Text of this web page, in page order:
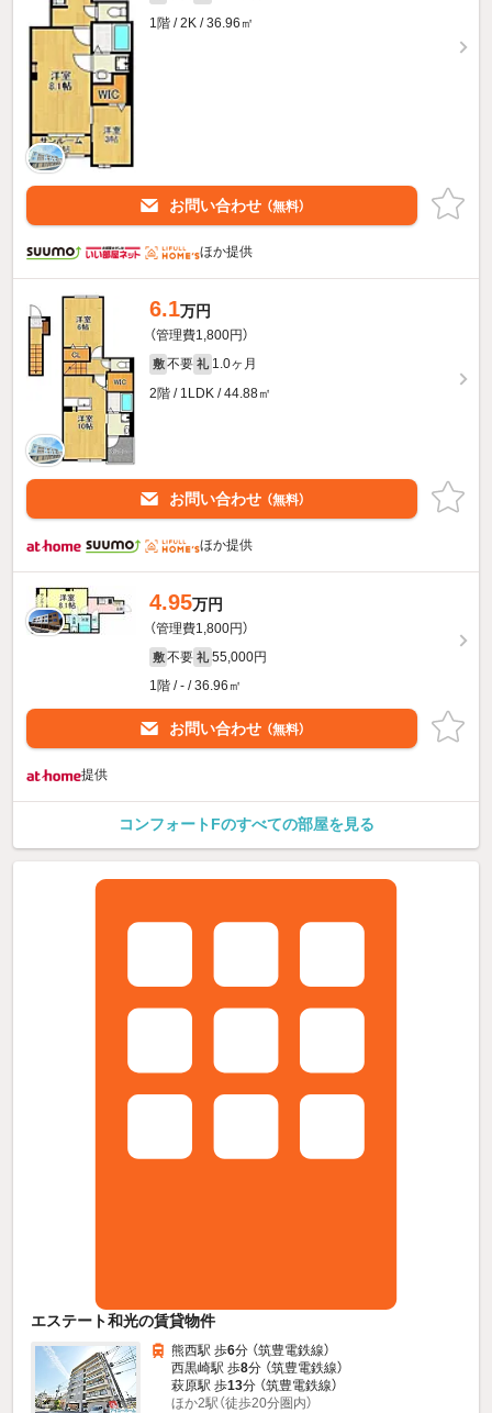
1階 / 2K / 36.96㎡
お問い合わせ （無料）
ほか提供
6.1万円
（管理費1,800円）
敷 不要 礼 1.0ヶ月
2階 / 1LDK / 44.88㎡
お問い合わせ （無料）
ほか提供
4.95万円
（管理費1,800円）
敷 不要 礼 55,000円
1階 / - / 36.96㎡
お問い合わせ （無料）
提供
コンフォートFのすべての部屋を見る
エステート和光の賃貸物件
熊西駅 歩6分 （筑豊電鉄線）
西黒崎駅 歩8分 （筑豊電鉄線）
萩原駅 歩13分 （筑豊電鉄線）
ほか2駅（徒歩20分圏内）